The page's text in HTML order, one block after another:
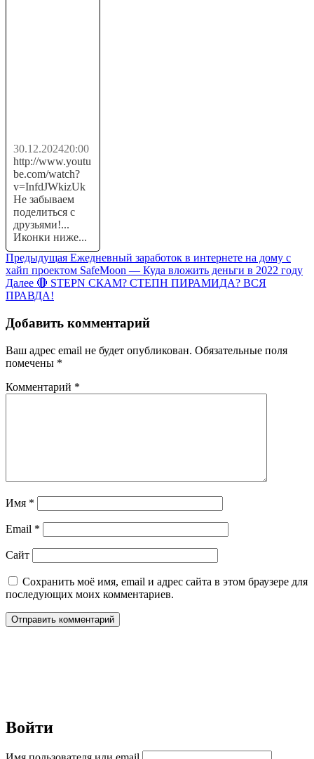
30.12.202420:00
http://www.youtu
be.com/watch?
v=InfdJWkizUk
Не забываем
поделиться с
друзьями!...
Иконки ниже...
Навигация
по
записям
Предыдущая Предыдущая
запись:
Ежедневный заработок в интернете на дому с
хайп проектом SafeMoon — Куда вложить деньги в 2022 году
Далее Следующая
запись:
🔴 STEPN СКАМ? СТЕПН ПИРАМИДА? ВСЯ
ПРАВДА!
Добавить комментарий
Ваш адрес email не будет опубликован. Обязательные поля
помечены *
Комментарий *
Имя *
Email *
Сайт
Сохранить моё имя, email и адрес сайта в этом браузере для
последующих моих комментариев.
Войти